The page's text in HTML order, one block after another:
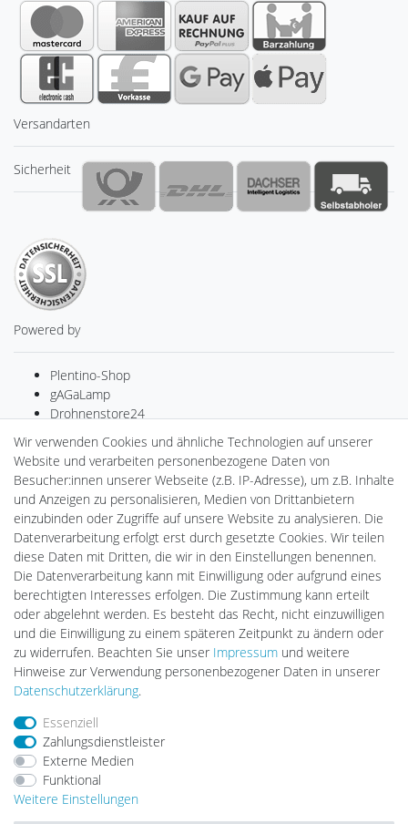
Versandarten
Sicherheit
Powered by
Plentino-Shop
gAGaLamp
Drohnenstore24
Batteriespeicher
PlentiSolar
Gebrauchtlicht
Ledkauf
DEYESOLAR
Lightech Connect
CardanLight Europe
FORTIMO LEDs
LED-RETROSHOP
Wallbox24
Impressum
Barrierefreiheitserklärung
Vertrag widerrufen
Wir verwenden Cookies und ähnliche Technologien auf unserer
Website und verarbeiten personenbezogene Daten von
Besucher:innen unserer Webseite (z.B. IP-Adresse), um z.B. Inhalte
und Anzeigen zu personalisieren, Medien von Drittanbietern
einzubinden oder Zugriffe auf unsere Website zu analysieren. Die
Datenverarbeitung erfolgt erst durch gesetzte Cookies. Wir teilen
diese Daten mit Dritten, die wir in den Einstellungen benennen.
Die Datenverarbeitung kann mit Einwilligung oder aufgrund eines
berechtigten Interesses erfolgen. Die Zustimmung kann erteilt
oder abgelehnt werden. Es besteht das Recht, nicht einzuwilligen
und die Einwilligung zu einem späteren Zeitpunkt zu ändern oder
zu widerrufen. Beachten Sie unser Impressum und weitere
Hinweise zur Verwendung personenbezogener Daten in unserer
Daten­schutz­erklärung.
Essenziell
Zahlungsdienstleister
Externe Medien
Funktional
Weitere Einstellungen